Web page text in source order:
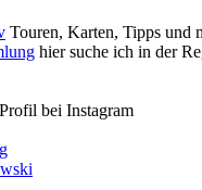
Touren, Karten, Tipps und
hier suche ich in der
bei Instagram